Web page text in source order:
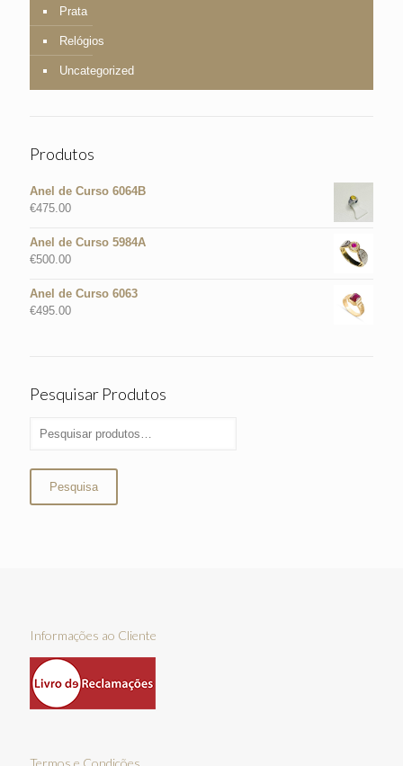
Prata
Relógios
Uncategorized
Produtos
Anel de Curso 6064B
€475.00
Anel de Curso 5984A
€500.00
Anel de Curso 6063
€495.00
Pesquisar Produtos
Pesquisa
Informações ao Cliente